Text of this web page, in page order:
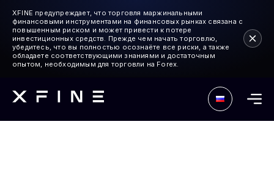
XFINE предупреждает, что торговля маржинальными
финансовыми инструментами на финансовых рынках связана с
повышенным риском и может привести к потере
инвестиционных средств. Прежде чем начать торговлю,
убедитесь, что вы полностью осознаёте все риски, а также
обладаете соответствующими знаниями и достаточным
опытом, необходимым для торговли на Forex.